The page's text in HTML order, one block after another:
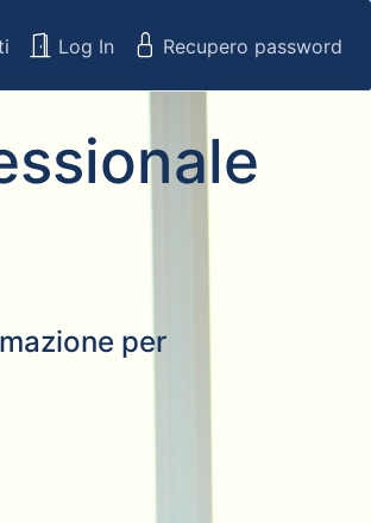
Log In Recupero password
per